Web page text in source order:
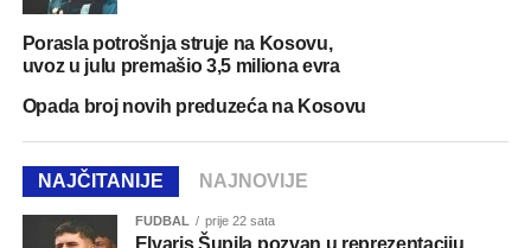
Porasla potrošnja struje na Kosovu,
uvoz u julu premašio 3,5 miliona evra
Opada broj novih preduzeća na Kosovu
NAJČITANIJE NAJNOVIJE
FUDBAL prije 22 sata
Elvaris Šupjla pozvan u reprezentaciju